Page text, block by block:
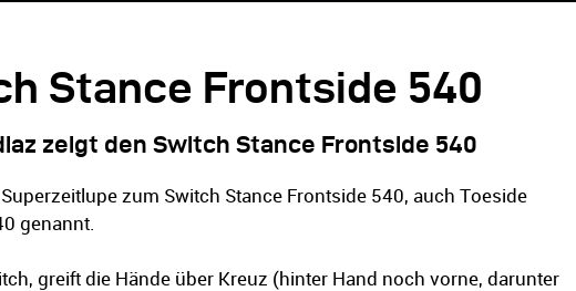
Stance Frontside 540
zeigt den Switch Stance Frontside 540
zum Switch Stance Frontside 540, auch Toeside
genannt.
greift die Hände über Kreuz (hinter Hand noch vorne, darunter